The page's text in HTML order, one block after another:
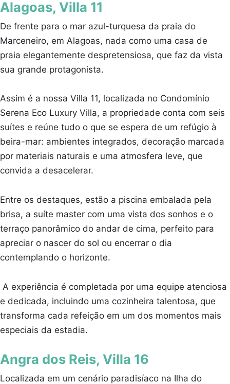
Alagoas, Villa 11
De frente para o mar azul-turquesa da praia do
Marceneiro, em Alagoas, nada como uma casa de
praia elegantemente despretensiosa, que faz da vista
sua grande protagonista.
Assim é a nossa Villa 11, localizada no Condomínio
Serena Eco Luxury Villa, a propriedade conta com seis
suítes e reúne tudo o que se espera de um refúgio à
beira-mar: ambientes integrados, decoração marcada
por materiais naturais e uma atmosfera leve, que
convida a desacelerar.
Entre os destaques, estão a piscina embalada pela
brisa, a suíte master com uma vista dos sonhos e o
terraço panorâmico do andar de cima, perfeito para
apreciar o nascer do sol ou encerrar o dia
contemplando o horizonte.
A experiência é completada por uma equipe atenciosa
e dedicada, incluindo uma cozinheira talentosa, que
transforma cada refeição em um dos momentos mais
especiais da estadia.
Angra dos Reis, Villa 16
Localizada em um cenário paradisíaco na Ilha do